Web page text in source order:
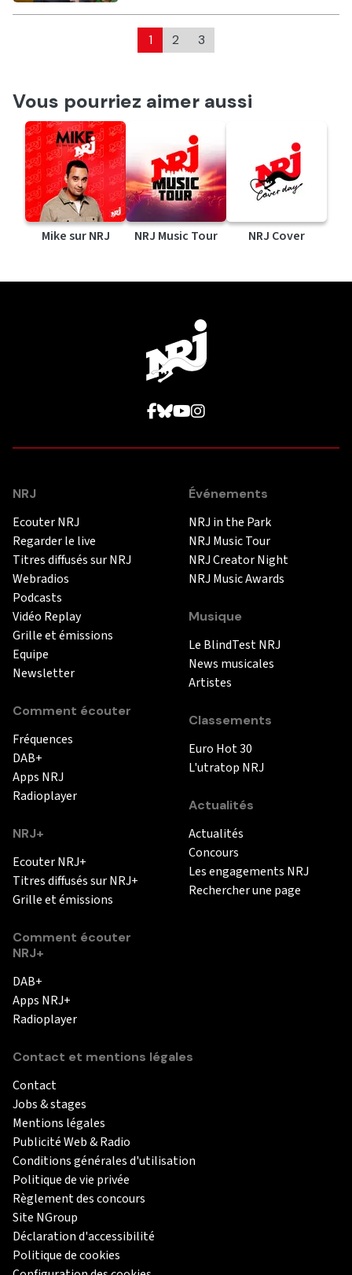
1 2 3
Vous pourriez aimer aussi
Mike sur NRJ NRJ Music Tour NRJ Cover
NRJ
Ecouter NRJ
Regarder le live
Titres diffusés sur NRJ
Webradios
Podcasts
Vidéo Replay
Grille et émissions
Equipe
Newsletter
Comment écouter
Fréquences
DAB+
Apps NRJ
Radioplayer
NRJ+
Ecouter NRJ+
Titres diffusés sur NRJ+
Grille et émissions
Comment écouter
NRJ+
DAB+
Apps NRJ+
Radioplayer
Événements
NRJ in the Park
NRJ Music Tour
NRJ Creator Night
NRJ Music Awards
Musique
Le BlindTest NRJ
News musicales
Artistes
Classements
Euro Hot 30
L'utratop NRJ
Actualités
Actualités
Concours
Les engagements NRJ
Rechercher une page
Contact et mentions légales
Contact
Jobs & stages
Mentions légales
Publicité Web & Radio
Conditions générales d'utilisation
Politique de vie privée
Règlement des concours
Site NGroup
Déclaration d'accessibilité
Politique de cookies